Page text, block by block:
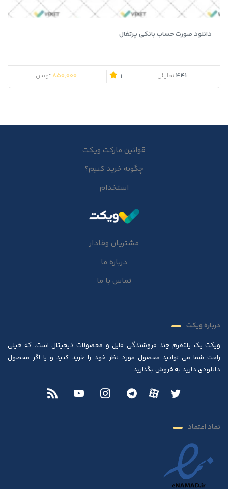
دانلود صورت حساب بانکی پرتغال
441 نمایش 1
850,000 تومان
قوانین مارکت ویکت
چگونه خرید کنیم؟
استخدام
مشتریان وفادار
درباره ما
تماس با ما
درباره ویکت
ویکت یک پلتفرم چند فروشندگی فایل و محصولات دیجیتال است، که خیلی
راحت شما می توانید محصول مورد نظر خود را خرید کنید و یا اگر محصول
دانلودی دارید به فروش بگذارید.
نماد اعتماد